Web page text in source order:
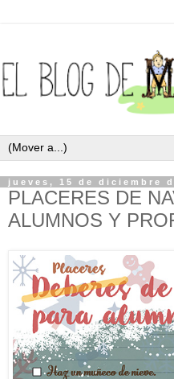
jueves, 15 de diciembre
PLACERES DE
ALUMNOS Y